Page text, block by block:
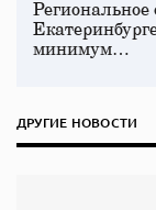
минимум…
ДРУГИЕ НОВОСТИ